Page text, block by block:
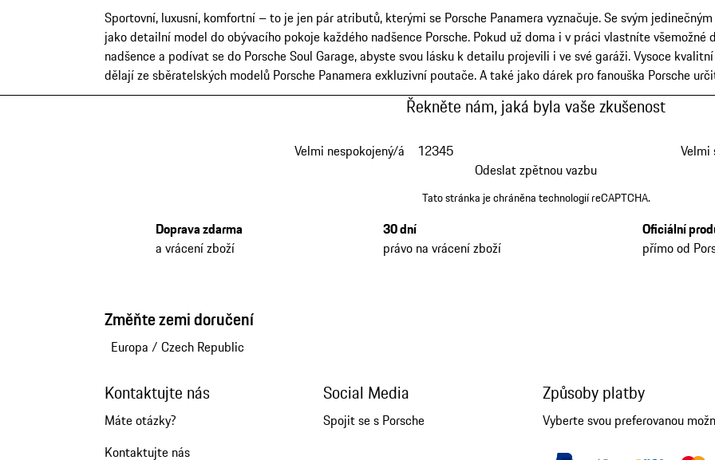
Sportovní, luxusní, komfortní – to je jen pár atributů, kterými se Porsche Panamera vyznačuje. Se svým
jako detailní model do obývacího pokoje každého nadšence Porsche. Pokud už doma i v práci vlastníte všemožné
nadšence a podívat se do Porsche Soul Garage, abyste svou lásku k detailu projevili i ve své garáži. Vysoce
dělají ze sběratelských modelů Porsche Panamera exkluzivní poutače. A také jako dárek pro fanouška Porsche
Řekněte nám, jaká byla vaše zkušenost
Velmi nespokojený/á 12345
Velmi
Odeslat zpětnou vazbu
Tato stránka je chráněna technologií reCAPTCHA.
Doprava zdarma
a vrácení zboží
30 dní
právo na vrácení zboží
Oficiální
přímo od
Změňte zemi doručení
Europa / Czech Republic
Kontaktujte nás
Máte otázky?
Kontaktujte nás
Social Media
Spojit se s Porsche
Způsoby platby
Vyberte svou preferovanou